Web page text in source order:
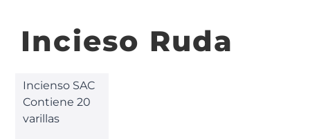
Incieso Ruda
Incienso SAC
Contiene 20
varillas